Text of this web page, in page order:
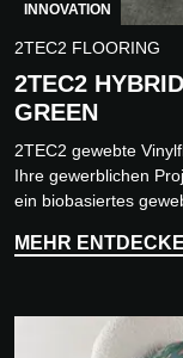
INNOVATION
2TEC2 FLOORING
2TEC2
GREEN
2TEC2 gewebte
Ihre gewerblichen
ein biobasiertes
MEHR